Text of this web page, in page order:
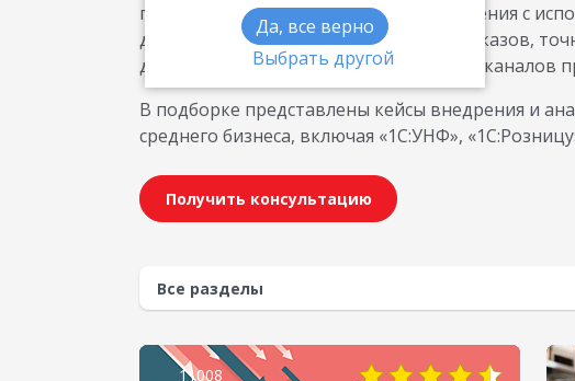
Да, все верно
Выбрать другой
продаж, учета, производства и управления с
для повышения скорости обработки заказов,
документооборота и развития онлайн-каналов
В подборке представлены кейсы внедрения и
среднего бизнеса, включая «1С:УНФ»,
Получить консультацию
11008